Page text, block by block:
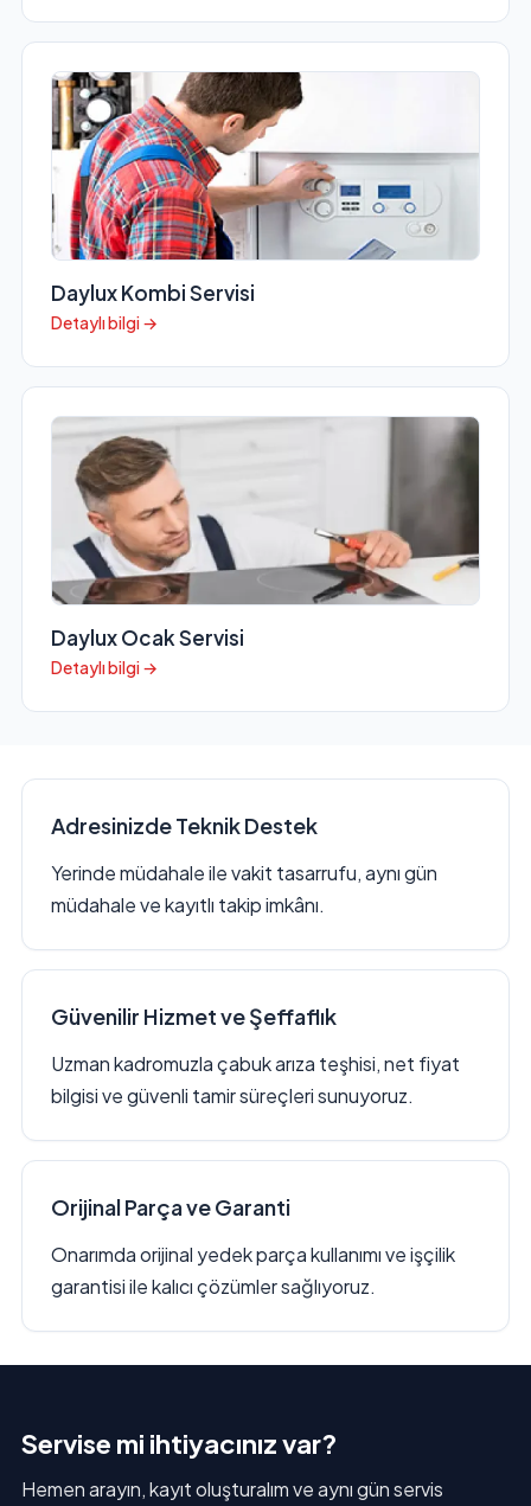
Daylux Kombi Servisi
Detaylı bilgi →
Daylux Ocak Servisi
Detaylı bilgi →
Adresinizde Teknik Destek
Yerinde müdahale ile vakit tasarrufu, aynı gün
müdahale ve kayıtlı takip imkânı.
Güvenilir Hizmet ve Şeffaflık
Uzman kadromuzla çabuk arıza teşhisi, net fiyat
bilgisi ve güvenli tamir süreçleri sunuyoruz.
Orijinal Parça ve Garanti
Onarımda orijinal yedek parça kullanımı ve işçilik
garantisi ile kalıcı çözümler sağlıyoruz.
Servise mi ihtiyacınız var?
Hemen arayın, kayıt oluşturalım ve aynı gün servis